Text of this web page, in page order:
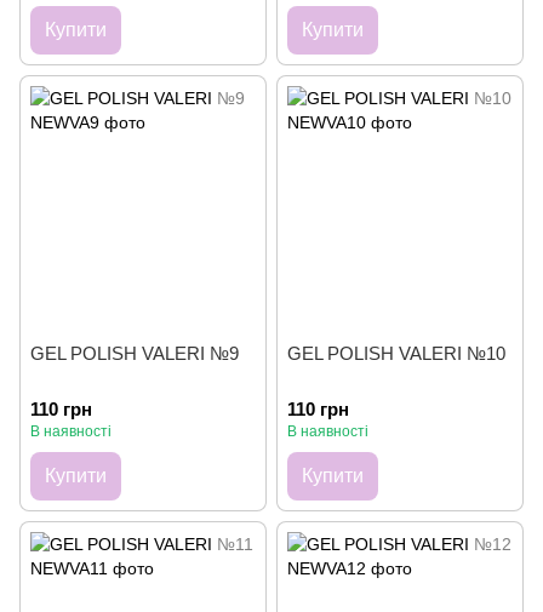
Купити Купити
GEL POLISH VALERI №9
110 грн
В наявності
Купити
GEL POLISH VALERI №10
110 грн
В наявності
Купити